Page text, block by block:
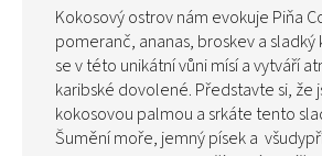
Kokosový ostrov nám evokuje Piňa
pomeranč, ananas, broskev a
se v této unikátní vůni mísí a vytváří
karibské dovolené. Představte si, že
kokosovou palmou a srkáte tento
Šumění moře, jemný písek a